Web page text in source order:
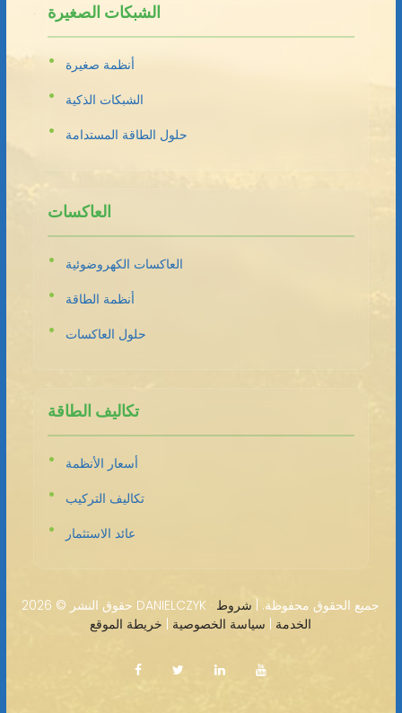
الشبكات الصغيرة
أنظمة صغيرة
الشبكات الذكية
حلول الطاقة المستدامة
العاكسات
العاكسات الكهروضوئية
أنظمة الطاقة
حلول العاكسات
تكاليف الطاقة
أسعار الأنظمة
تكاليف التركيب
عائد الاستثمار
حقوق النشر © 2026 DANIELCZYK · جميع الحقوق محفوظة. | شروط
الخدمة
سياسة الخصوصية خريطة الموقع